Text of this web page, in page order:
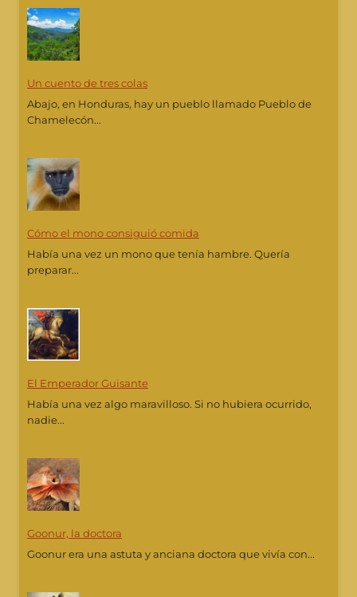
Un cuento de tres colas
Abajo, en Honduras, hay un pueblo llamado Pueblo de
Chamelecón...
Cómo el mono consiguió comida
Había una vez un mono que tenía hambre. Quería
preparar...
El Emperador Guisante
Había una vez algo maravilloso. Si no hubiera ocurrido,
nadie...
Goonur, la doctora
Goonur era una astuta y anciana doctora que vivía con...